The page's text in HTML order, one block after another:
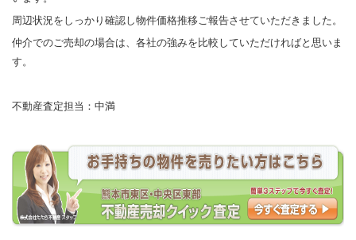
周辺状況をしっかり確認し物件価格推移ご報告させていただきました。
仲介でのご売却の場合は、各社の強みを比較していただければと思いま
す。
不動産査定担当：中満